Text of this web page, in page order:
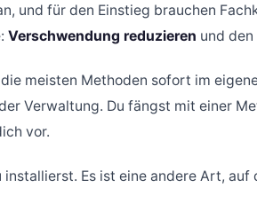
und für den Einstieg brauchen
Verschwendung reduzieren und
meisten Methoden sofort im
Verwaltung. Du fängst mit einer
vor.
Es ist eine andere Art, auf